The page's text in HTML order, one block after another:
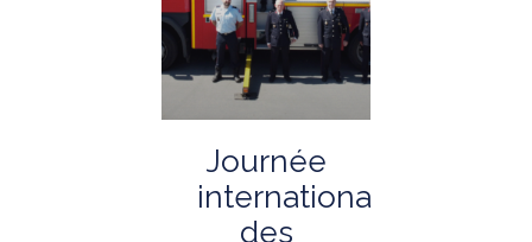
Journée
internationale
des